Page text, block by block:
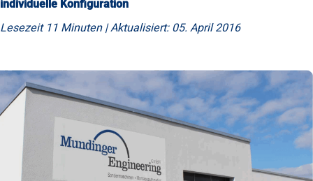
individuelle Konfiguration
Lesezeit 11 Minuten | Aktualisiert: 05. April 2016